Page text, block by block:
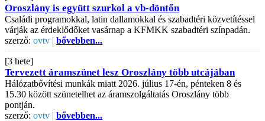
Oroszlány is együtt szurkol a vb-döntőn
Családi programokkal, latin dallamokkal és szabadtéri közvetítéssel
várják az érdeklődőket vasárnap a KFMKK szabadtéri színpadán.
szerző: ovtv | bővebben...
[3 hete]
Tervezett áramszünet lesz Oroszlány több utcájában
Hálózatbővítési munkák miatt 2026. július 17-én, pénteken 8 és
15.30 között szünetelhet az áramszolgáltatás Oroszlány több
pontján.
szerző: ovtv | bővebben...